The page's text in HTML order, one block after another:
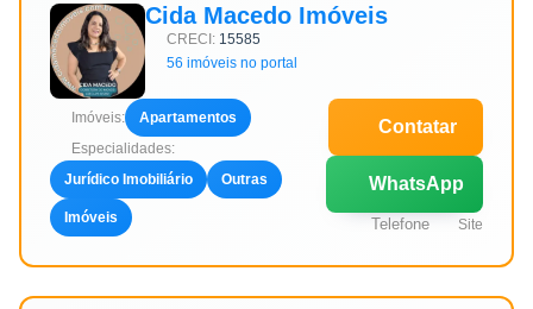
Cida Macedo Imóveis
CRECI: 15585
56 imóveis no portal
Imóveis:
Apartamentos
Especialidades:
Jurídico Imobiliário
Outras
Imóveis
Contatar
WhatsApp
Telefone Site